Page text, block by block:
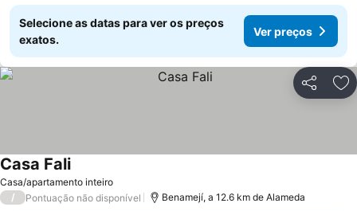
Selecione as datas para ver os preços
exatos.
Ver preços
Partilhar
Casa/apartamento inteiro
Casa Fali
/ Pontuação não disponível Benamejí, a 12.6 km de Alameda